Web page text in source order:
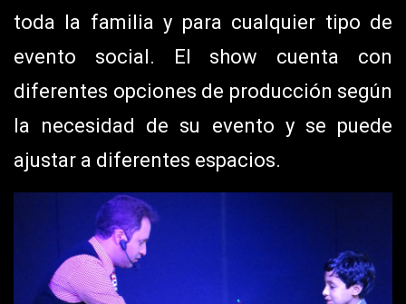
toda la familia y para cualquier tipo de
evento social. El show cuenta con
diferentes opciones de producción según
la necesidad de su evento y se puede
ajustar a diferentes espacios.